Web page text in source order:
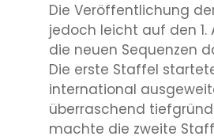
Die Veröffentlichung
jedoch leicht auf den 1.
die neuen Sequenzen
Die erste Staffel
international
überraschend
machte die zweite